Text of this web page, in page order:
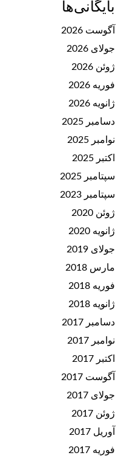
بایگانی‌ها
آگوست 2026
جولای 2026
ژوئن 2026
فوریه 2026
ژانویه 2026
دسامبر 2025
نوامبر 2025
اکتبر 2025
سپتامبر 2025
سپتامبر 2023
ژوئن 2020
ژانویه 2020
جولای 2019
مارس 2018
فوریه 2018
ژانویه 2018
دسامبر 2017
نوامبر 2017
اکتبر 2017
آگوست 2017
جولای 2017
ژوئن 2017
آوریل 2017
فوریه 2017